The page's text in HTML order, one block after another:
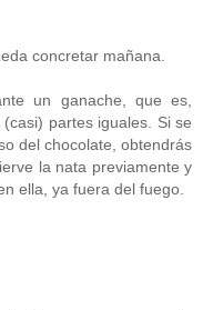
concretar mañana.
un ganache, que es,
partes iguales. Si se
del chocolate, obtendrás
la nata previamente y
ella, ya fuera del fuego.